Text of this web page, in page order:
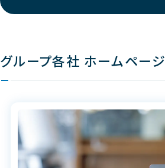
グループ各社 ホームページ